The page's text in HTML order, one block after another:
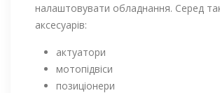
налаштовувати обладнання. Серед
аксесуарів:
актуатори
мотопідвіси
позиціонери